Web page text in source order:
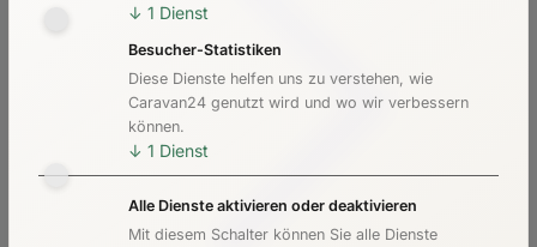
↓ 1 Dienst
Besucher-Statistiken
Diese Dienste helfen uns zu verstehen, wie
Caravan24 genutzt wird und wo wir verbessern
können.
↓ 1 Dienst
Alle Dienste aktivieren oder deaktivieren
Mit diesem Schalter können Sie alle Dienste